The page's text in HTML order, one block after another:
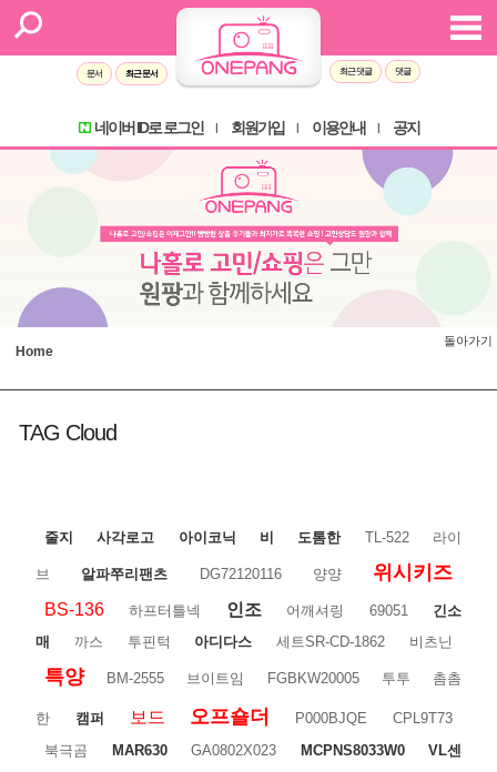
문서 최근 문서 최근 댓글 댓글
네이버 ID로 로그인 회원가입 이용안내 공지
Home
돌아가기
TAG Cloud
줄지 사각로고 아이코닉 비 도톰한 TL-522 라이
브 알파쭈리팬츠 DG72120116 양양 위시키즈
BS-136 하프터틀넥 인조 어깨셔링 69051
긴소
매
까스 투핀턱 아디다스 세트SR-CD-1862 비츠닌
특양 BM-2555 브이트임 FGBKW20005 투투 촘촘
한 캠퍼 보드 오프숄더 P000BJQE
CPL9T73
북극곰
MAR630 GA0802X023 MCPNS8033W0
VL센